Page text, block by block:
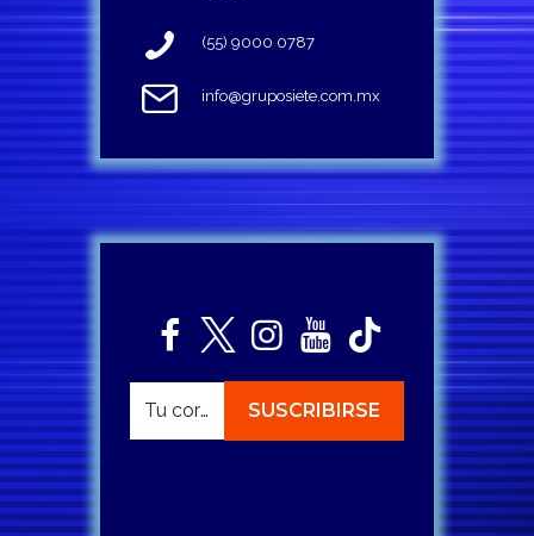
(55) 9000 0787
info@gruposiete.com.mx